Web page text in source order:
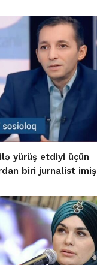
yürüş etdiyi üçün
biri jurnalist imiş